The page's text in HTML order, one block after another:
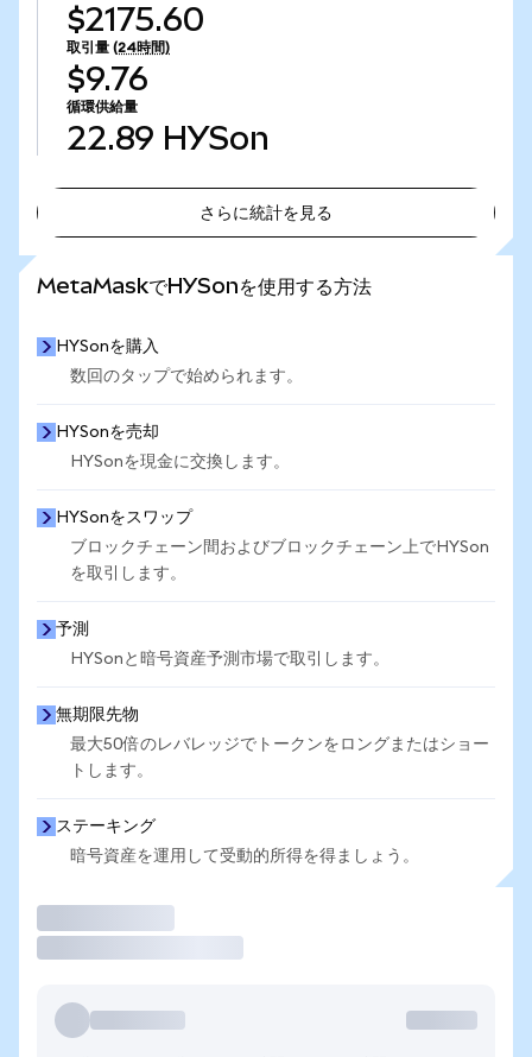
$2175.60
取引量 (24時間)
$9.76
循環供給量
22.89 HYSon
さらに統計を見る
MetaMaskでHYSonを使用する方法
HYSonを購入
数回のタップで始められます。
HYSonを売却
HYSonを現金に交換します。
HYSonをスワップ
ブロックチェーン間およびブロックチェーン上でHYSon
を取引します。
予測
HYSonと暗号資産予測市場で取引します。
無期限先物
最大50倍のレバレッジでトークンをロングまたはショー
トします。
ステーキング
暗号資産を運用して受動的所得を得ましょう。